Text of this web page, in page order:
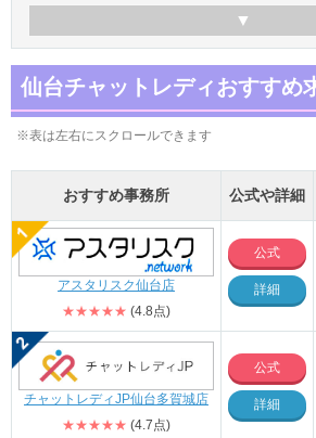
仙台チャットレディおすすめ
※表は左右にスクロールできます
おすすめ事務所 公式や詳細
アスタリスク仙台店
★★★★★ (4.8点)
公式
詳細
チャットレディJP仙台多賀城店
★★★★★ (4.7点)
公式
詳細